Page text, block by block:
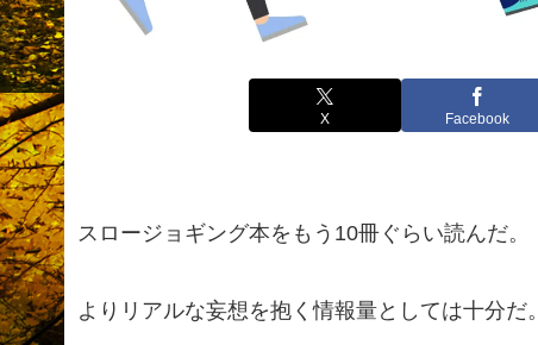
X Facebook
スロージョギング本をもう10冊ぐらい読んだ。
よりリアルな妄想を抱く情報量としては十分だ。